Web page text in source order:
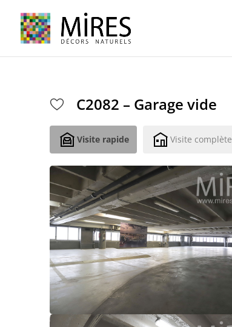
C2082 – Garage vide
Visite rapide Visite complète